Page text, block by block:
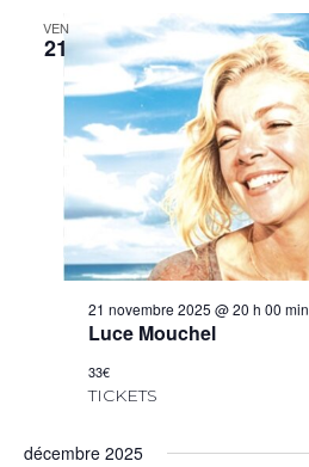
VEN
21
21 novembre 2025 @ 20 h 00 min
Luce Mouchel
33€
TICKETS
décembre 2025